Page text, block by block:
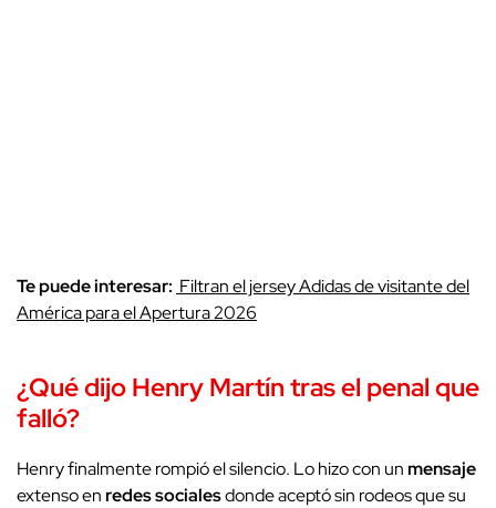
Te puede interesar: Filtran el jersey Adidas de visitante del
América para el Apertura 2026
¿Qué dijoHenry Martíntras el penal que
falló?
Henry finalmente rompió el silencio. Lo hizo con unmensaje
extenso enredes socialesdonde aceptó sin rodeos que su